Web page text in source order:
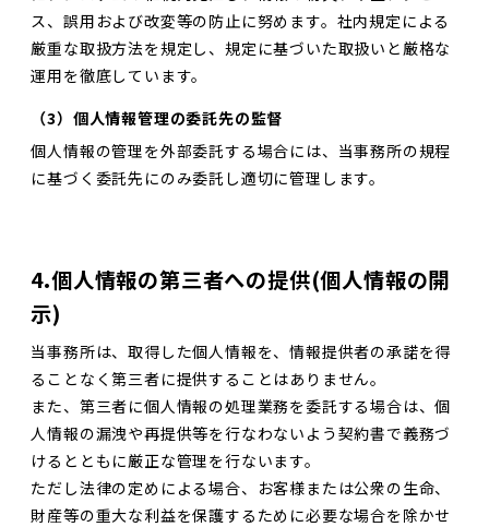
ス、誤用および改変等の防止に努めます。社内規定による
厳重な取扱方法を規定し、規定に基づいた取扱いと厳格な
運用を徹底しています。
（3）個人情報管理の委託先の監督
個人情報の管理を外部委託する場合には、当事務所の規程
に基づく委託先にのみ委託し適切に管理します。
4.個人情報の第三者への提供(個人情報の開
示)
当事務所は、取得した個人情報を、情報提供者の承諾を得
ることなく第三者に提供することはありません。
また、第三者に個人情報の処理業務を委託する場合は、個
人情報の漏洩や再提供等を行なわないよう契約書で義務づ
けるとともに厳正な管理を行ないます。
ただし法律の定めによる場合、お客様または公衆の生命、
財産等の重大な利益を保護するために必要な場合を除かせ